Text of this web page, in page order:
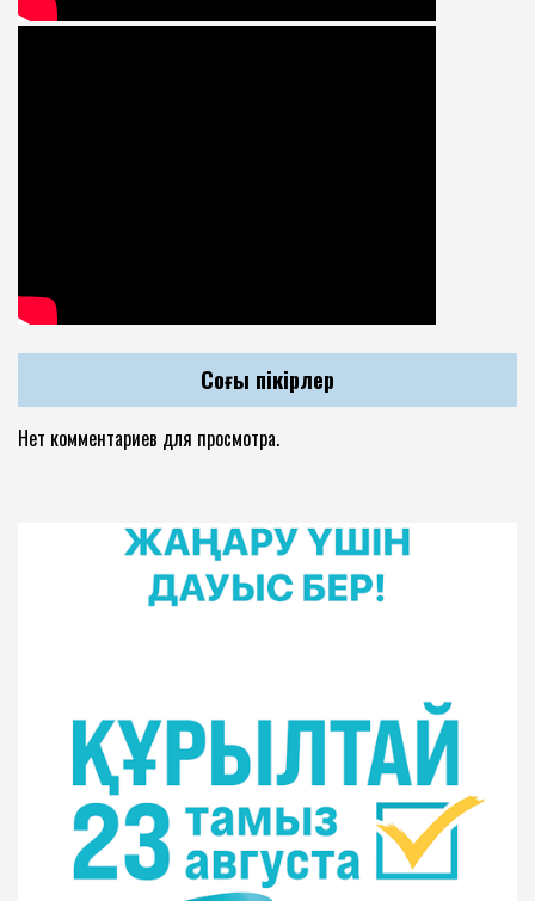
Соңғы пікірлер
Нет комментариев для просмотра.